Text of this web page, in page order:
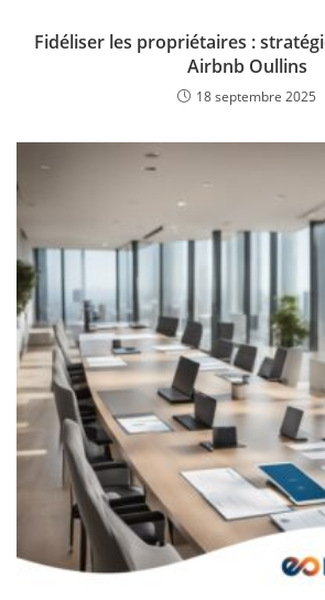
Fidéliser les propriétaires :
Airbnb Oullins
18 septembre 2025